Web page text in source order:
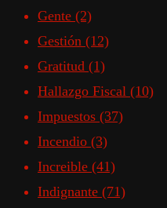
Gente (2)
Gestión (12)
Gratitud (1)
Hallazgo Fiscal (10)
Impuestos (37)
Incendio (3)
Increible (41)
Indignante (71)